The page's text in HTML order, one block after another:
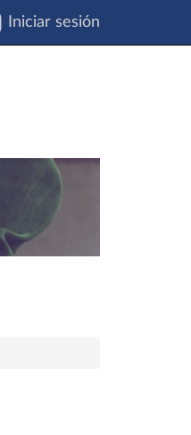
Iniciar sesión